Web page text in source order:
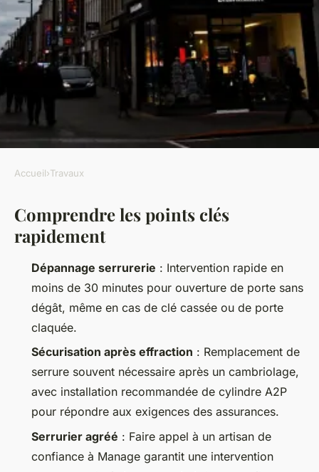
Top services de serrurerie à
Manage pour une assistance
immédiate
Auberte 24/04/2026 20:34• 12 min de lecture
Accueil›Travaux
Comprendre les points clés
rapidement
Dépannage serrurerie : Intervention rapide en
moins de 30 minutes pour ouverture de porte sans
dégât, même en cas de clé cassée ou de porte
claquée.
Sécurisation après effraction : Remplacement de
serrure souvent nécessaire après un cambriolage,
avec installation recommandée de cylindre A2P
pour répondre aux exigences des assurances.
Serrurier agréé : Faire appel à un artisan de
confiance à Manage garantit une intervention